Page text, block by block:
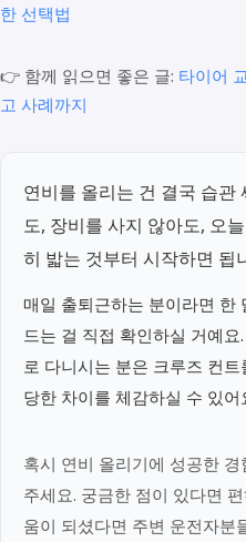
한 선택법
👉 함께 읽으면 좋은 글: 타이어
고 사례까지
연비를 올리는 건 결국 습관
도, 장비를 사지 않아도, 오
히 밟는 것부터 시작하면 됩
매일 출퇴근하는 분이라면 한
드는 걸 직접 확인하실 거예
로 다니시는 분은 크루즈 컨
당한 차이를 체감하실 수 있어
혹시 연비 올리기에 성공한
주세요. 궁금한 점이 있다면
움이 되셨다면 주변 운전자분